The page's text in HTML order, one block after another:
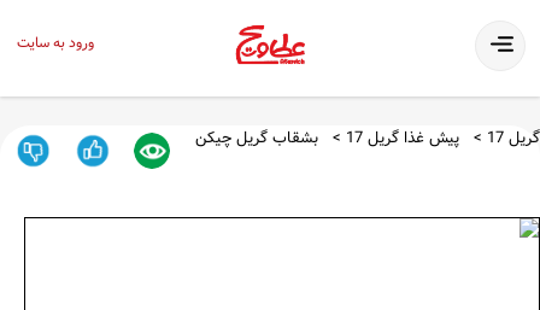
ورود به سایت
گریل 17 پیش غذا گریل 17 بشقاب گریل چیکن